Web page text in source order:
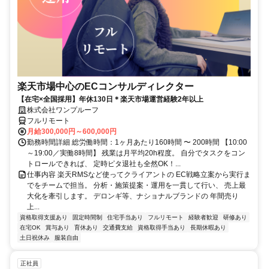
楽天市場中心のECコンサルディレクター
【在宅×全国採用】年休130日＊楽天市場運営経験2年以上
株式会社ワンプルーフ
フルリモート
月給300,000円～600,000円
勤務時間詳細 総労働時間：1ヶ月あたり160時間 〜 200時間 【10:00
～19:00／実働8時間】 残業は月平均20h程度。 自分でタスクをコン
トロールできれば、 定時ピタ退社も全然OK！...
仕事内容 楽天RMSなど使ってクライアントの EC戦略立案から実行ま
でをチームで担当。 分析・施策提案・運用を一貫して行い、 売上最
大化を牽引します。 デロンギ等、ナショナルブランドの 年間売り
上...
資格取得支援あり 固定時間制 住宅手当あり フルリモート 経験者歓迎
研修あり
在宅OK
賞与あり 育休あり 交通費支給 資格取得手当あり
長期休暇あり
土日祝休み
服装自由
正社員